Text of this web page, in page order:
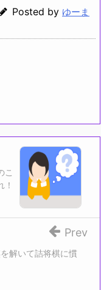
Posted by ゆーま
こ
！
解いて詰将棋に慣
Prev